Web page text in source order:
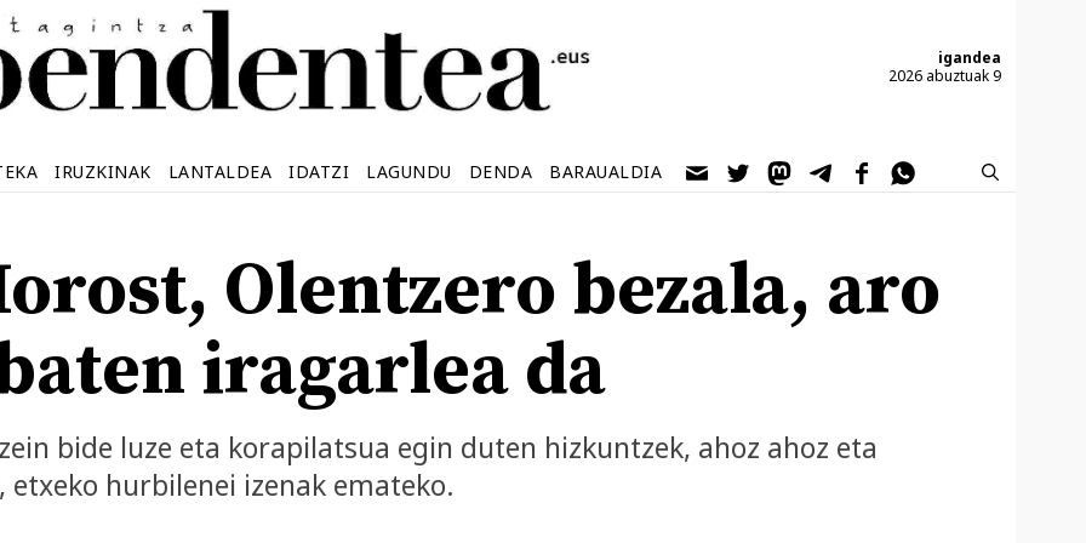
igandea
2026 abuztuak 9
IRUZKINAK LANTALDEA IDATZI LAGUNDU DENDA BARAUALDIA
Olentzero bezala, aro
iragarlea da
bide luze eta korapilatsua egin duten hizkuntzek, ahoz ahoz eta
etxeko hurbilenei izenak emateko.